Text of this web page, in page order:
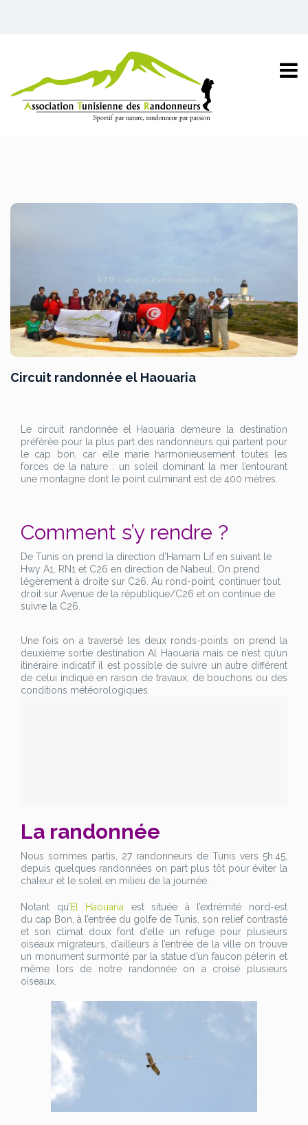
Circuit randonnée el Haouaria
Le circuit randonnée el Haouaria demeure la destination
préférée pour la plus part des randonneurs qui partent pour
le cap bon, car elle marie harmonieusement toutes les
forces de la nature : un soleil dominant la mer l’entourant
une montagne dont le point culminant est de 400 mètres.
Comment s’y rendre ?
De Tunis on prend la direction d’Hamam Lif en suivant le
Hwy A1, RN1 et C26 en direction de Nabeul. On prend
légèrement à droite sur C26. Au rond-point, continuer tout
droit sur Avenue de la république/C26 et on continue de
suivre la C26.
Une fois on a traversé les deux ronds-points on prend la
deuxième sortie destination Al Haouaria mais ce n’est qu’un
itinéraire indicatif il est possible de suivre un autre différent
de celui indiqué en raison de travaux, de bouchons ou des
conditions météorologiques.
La randonnée
Nous sommes partis, 27 randonneurs de Tunis vers 5h.45,
depuis quelques randonnées on part plus tôt pour éviter la
chaleur et le soleil en milieu de la journée.
Notant qu’El Haouaria est située à l’extrémité nord-est
du cap Bon, à l’entrée du golfe de Tunis, son relief contrasté
et son climat doux font d’elle un refuge pour plusieurs
oiseaux migrateurs, d’ailleurs à l’entrée de la ville on trouve
un monument surmonté par la statue d’un faucon pèlerin et
même lors de notre randonnée on a croisé plusieurs
oiseaux.